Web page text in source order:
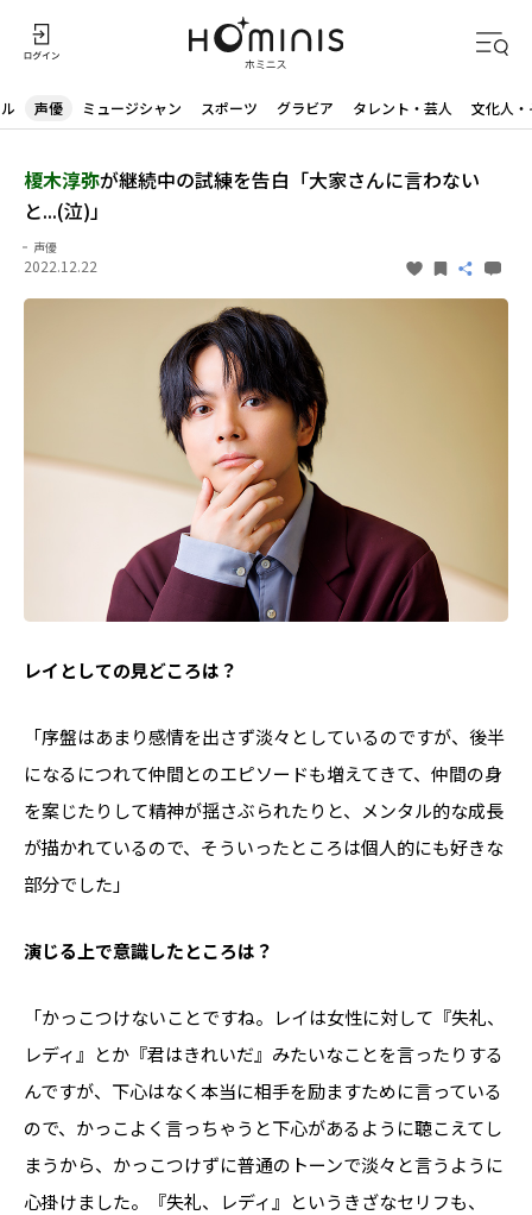
声優 ミュージシャン スポーツ グラビア タレント・芸人 文化人
榎木淳弥が継続中の試練を告白「大家さんに言わない
と...(泣)」
声優
2022.12.22
――レイとしての見どころは？
「序盤はあまり感情を出さず淡々としているのですが、後半
になるにつれて仲間とのエピソードも増えてきて、仲間の身
を案じたりして精神が揺さぶられたりと、メンタル的な成長
が描かれているので、そういったところは個人的にも好きな
部分でした」
――演じる上で意識したところは？
「かっこつけないことですね。レイは女性に対して『失礼、
レディ』とか『君はきれいだ』みたいなことを言ったりする
んですが、下心はなく本当に相手を励ますために言っている
ので、かっこよく言っちゃうと下心があるように聴こえてし
まうから、かっこつけずに普通のトーンで淡々と言うように
心掛けました。『失礼、レディ』というきざなセリフも、